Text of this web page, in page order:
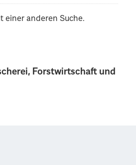
Forstwirtschaft und
einer anderen Suche.